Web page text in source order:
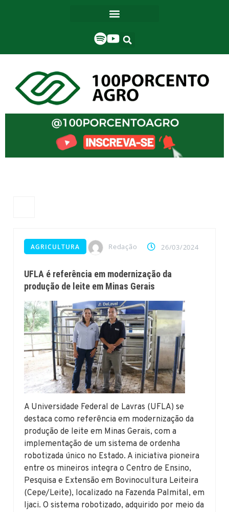
AGRICULTURA Redação 26/03/2024
UFLA é referência em modernização da
produção de leite em Minas Gerais
A Universidade Federal de Lavras (UFLA) se
destaca como referência em modernização da
produção de leite em Minas Gerais, com a
implementação de um sistema de ordenha
robotizada único no Estado. A iniciativa pioneira
entre os mineiros integra o Centro de Ensino,
Pesquisa e Extensão em Bovinocultura Leiteira
(Cepe/Leite), localizado na Fazenda Palmital, em
Ijaci. O sistema robotizado, adquirido por meio da